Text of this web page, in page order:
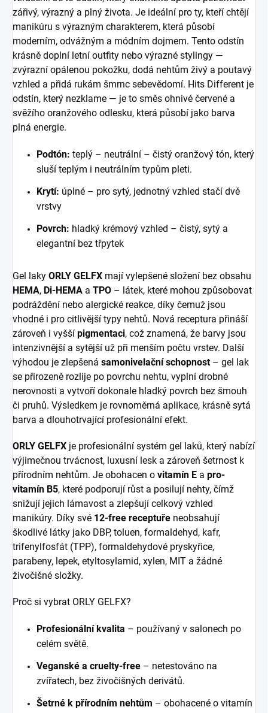
zářivý, výrazný a plný života. Je ideální pro ty, kteří chtějí
manikúru s výrazným charakterem, která působí
moderním, odvážným a módním dojmem. Tento odstín
krásně doplní letní outfity nebo výrazné stylingy —
zvýrazní opálenou pokožku, dodá nehtům živý a poutavý
vzhled a přidá rukám šmrnc sebevědomí. Hits Different je
odstín, který nezklame — je to směs ohnivé červené a
svěžího oranžového odlesku, která působí jako barva
plná energie.
Podtón: teplý – neutrální – čistý oranžový tón, který
sluší teplým i neutrálním typům pleti.
Krytí: úplné – pro sytý, jednotný vzhled stačí dvě
vrstvy
Povrch: hladký krémový vzhled – čistý, sytý a
elegantní bez třpytek
Gel laky ORLY GELFX mají vylepšené složení bez obsahu
HEMA, Di-HEMA a TPO – látek, které mohou způsobovat
podráždění nebo alergické reakce, díky čemuž jsou
vhodné i pro citlivější typy nehtů. Nová receptura přináší
zároveň i vyšší pigmentaci, což znamená, že barvy jsou
intenzivnější a sytější už při menším počtu vrstev. Další
výhodou je zlepšená samonivelační schopnost – gel lak
se přirozeně rozlije po povrchu nehtu, vyplní drobné
nerovnosti a vytvoří dokonale hladký povrch bez šmouh
či pruhů. Výsledkem je rovnoměrná aplikace, krásně sytá
barva a dlouhotrvající profesionální efekt.
ORLY GELFX je profesionální systém gel laků, který nabízí
výjimečnou trvácnost, luxusní lesk a zároveň šetrnost k
přírodním nehtům. Je obohacen o vitamín E a pro-
vitamín B5, které podporují růst a posilují nehty, čímž
snižují jejich lámavost a zlepšují celkový vzhled
manikúry. Díky své 12-free receptuře neobsahují
škodlivé látky jako DBP, toluen, formaldehyd, kafr,
trifenylfosfát (TPP), formaldehydové pryskyřice,
parabeny, lepek, etyltosylamid, xylen, MIT a žádné
živočišné složky.
Proč si vybrat ORLY GELFX?
Profesionální kvalita – používaný v salonech po
celém světě.
Veganské a cruelty-free – netestováno na
zvířatech, bez živočišných derivátů.
Šetrné k přírodním nehtům – obohacené o vitamín